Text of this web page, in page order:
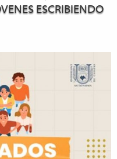
ESCRIBIENDO